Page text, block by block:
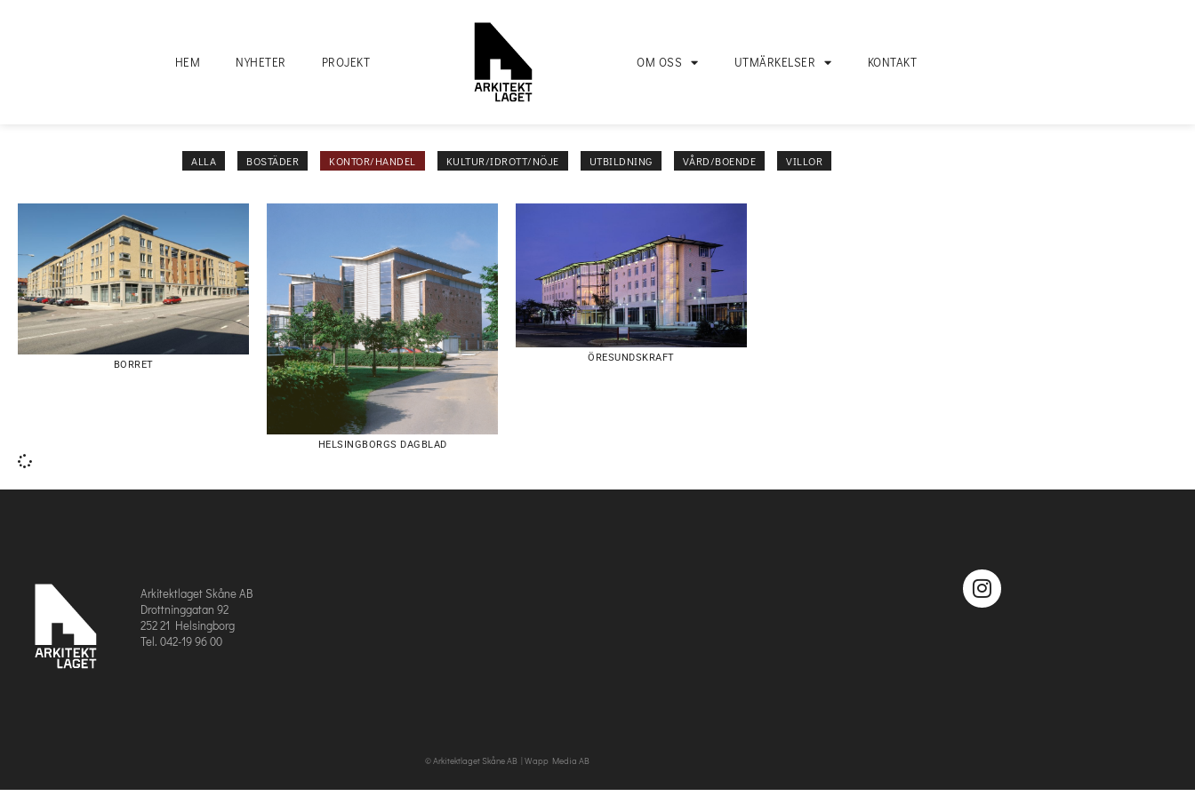
HEM NYHETER PROJEKT OM OSS UTMÄRKELSER KONTAKT
ALLA BOSTÄDER KONTOR/HANDEL KULTUR/IDROTT/NÖJE UTBILDNING VÅRD/BOENDE VILLOR
BORRET
HELSINGBORGS DAGBLAD
ÖRESUNDSKRAFT
Arkitektlaget Skåne AB
Drottninggatan 92
252 21 Helsingborg
Tel. 042-19 96 00
© Arkitektlaget Skåne AB | Wapp Media AB